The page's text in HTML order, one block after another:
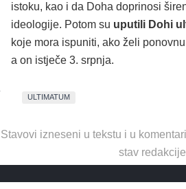
istoku, kao i da Doha doprinosi
ideologije. Potom su uputili Dohi
koje mora ispuniti, ako želi
a on istječe 3. srpnja.
ULTIMATUM
Stavovi izneseni u tekstu i u
stav